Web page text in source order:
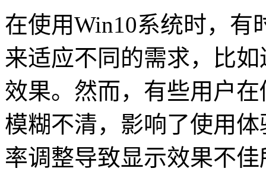
在使用Win10系统时，有
来适应不同的需求，比
效果。然而，有些用户
模糊不清，影响了使用
率调整导致显示效果不佳